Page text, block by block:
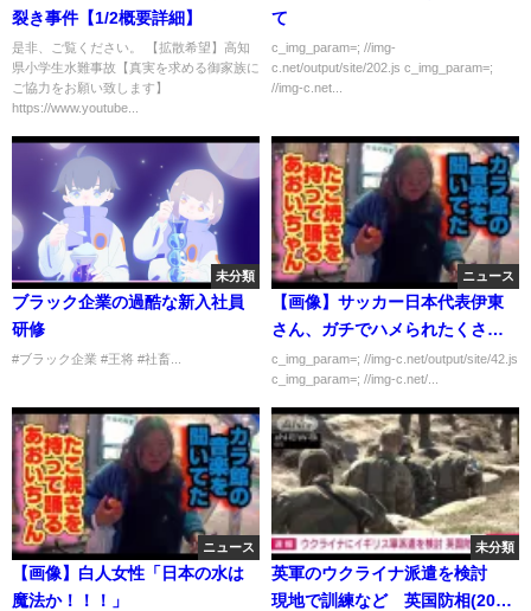
裂き事件【1/2概要詳細】
是非、ご覧ください。 【拡散希望】高知
県小学生水難事故【真実を求める御家族に
ご協力をお願い致します】
https://www.youtube...
て
c_img_param=; //img-
c.net/output/site/202.js c_img_param=;
//img-c.net...
未分類
ブラック企業の過酷な新入社員
研修
#ブラック企業 #王将 #社畜...
ニュース
【画像】サッカー日本代表伊東
さん、ガチでハメられたくさい
と話題
c_img_param=; //img-c.net/output/site/42.js
c_img_param=; //img-c.net/...
ニュース
【画像】白人女性「日本の水は
魔法か！！！」
未分類
英軍のウクライナ派遣を検討
現地で訓練など 英国防相(2023